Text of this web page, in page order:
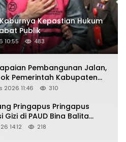
Kepastian Hukum
Publik
10:55 483
Pembangunan Jalan,
Pemerintah Kabupaten
Warganet
2026 11:46 310
Pringapus Pringapus
Gizi di PAUD Bina Balita
Nasional 2026
14:12 218